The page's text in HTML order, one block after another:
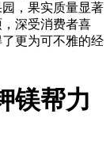
，果实质量显著
深受消费者喜
更为可不雅的经
镁帮力